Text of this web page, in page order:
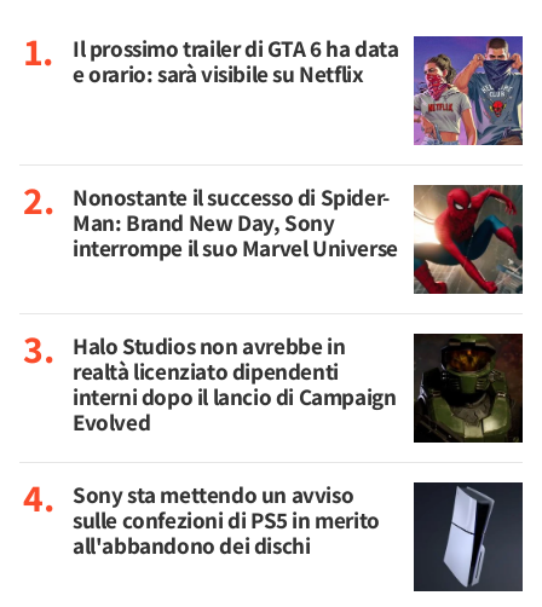
Il prossimo trailer di GTA 6 ha data
e orario: sarà visibile su Netflix
Nonostante il successo di Spider-
Man: Brand New Day, Sony
interrompe il suo Marvel Universe
Halo Studios non avrebbe in
realtà licenziato dipendenti
interni dopo il lancio di Campaign
Evolved
Sony sta mettendo un avviso
sulle confezioni di PS5 in merito
all'abbandono dei dischi